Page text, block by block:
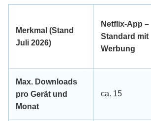
Merkmal (Stand
Juli 2026)
Netflix-App –
Standard mit
Werbung
Max. Downloads
pro Gerät und
Monat
ca. 15